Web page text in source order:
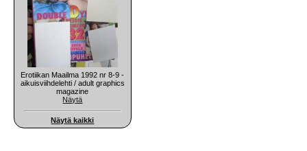
Erotiikan Maailma 1992 nr 8-9 -
aikuisviihdelehti / adult graphics
magazine
Näytä
Näytä kaikki